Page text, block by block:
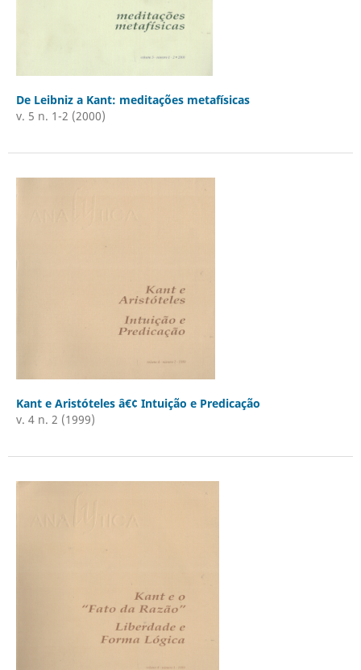
De Leibniz a Kant: meditações metafísicas
v. 5 n. 1-2 (2000)
Kant e Aristóteles â€¢ Intuição e Predicação
v. 4 n. 2 (1999)